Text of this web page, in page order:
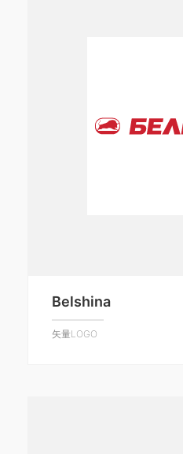
Belshina
矢量LOGO